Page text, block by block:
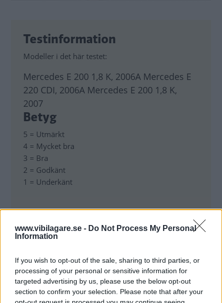
www.vibilagare.se - Do Not Process My Personal
Information
If you wish to opt-out of the sale, sharing to third parties, or
processing of your personal or sensitive information for
targeted advertising by us, please use the below opt-out
section to confirm your selection. Please note that after your
Testinformation
Modeller i det här testet:
Mercedes E 200 1,8 K, 2006A Mercedes E
220 CDI, 2006A Mercedes E 200 1,8 K,
2007
Betyg
5 = Utmärkt
4 = Mycket bra
3 = Bra
2 = Godkänt
1 = Underkänt
TEKNISKA DATA:
Mercedes E 200 1,8 K, 2006A:
Längd/bredd, cm:482/182
Tj.vikt/maxlast, kg:1 570/535